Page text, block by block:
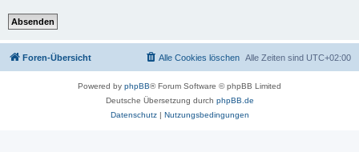
Foren-Übersicht Alle Zeiten sind UTC+02:00
Alle Cookies löschen
Powered by phpBB® Forum Software © phpBB Limited
Deutsche Übersetzung durch phpBB.de
Datenschutz| Nutzungsbedingungen